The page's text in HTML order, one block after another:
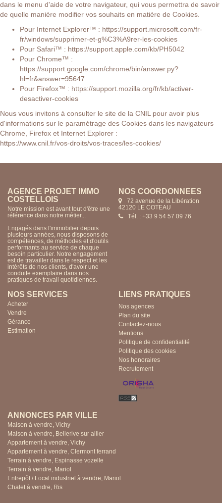
dans le menu d'aide de votre navigateur, qui vous permettra de savoir
de quelle manière modifier vos souhaits en matière de Cookies.
Pour Internet Explorer™ : https://support.microsoft.com/fr-
fr/windows/supprimer-et-g%C3%A9rer-les-cookies
Pour Safari™ : https://support.apple.com/kb/PH5042
Pour Chrome™ :
https://support.google.com/chrome/bin/answer.py?
hl=fr&answer=95647
Pour Firefox™ : https://support.mozilla.org/fr/kb/activer-
desactiver-cookies
Nous vous invitons à consulter le site de la CNIL pour avoir plus
d'informations sur le paramétrage des Cookies dans les navigateurs
Chrome, Firefox et Internet Explorer :
https://www.cnil.fr/vos-droits/vos-traces/les-cookies/
AGENCE PROJET IMMO
COSTELLOIS
Notre mission est avant tout d'être une
référence dans notre métier...
Engagés dans l'immobilier depuis
plusieurs années, nous disposons de
compétences, de méthodes et d'outils
performants au service de chaque
besoin particulier. Notre engagement
est de travailler dans le respect et les
intérêts de nos clients, d'avoir une
conduite exemplaire dans nos
pratiques de travail quotidiennes.
NOS COORDONNÉES
72 avenue de la Libération
42120 LE COTEAU
Tél. : +33 9 54 57 09 76
NOS SERVICES
Acheter
Vendre
Gérance
Estimation
LIENS PRATIQUES
Nos agences
Plan du site
Contactez-nous
Mentions
Politique de confidentialité
Politique des cookies
Nos honoraires
Recrutement
ANNONCES PAR VILLE
Maison à vendre, Vichy
Maison à vendre, Bellerive sur allier
Appartement à vendre, Vichy
Appartement à vendre, Clermont ferrand
Terrain à vendre, Espinasse vozelle
Terrain à vendre, Mariol
Entrepôt / Local industriel à vendre, Mariol
Chalet à vendre, Ris